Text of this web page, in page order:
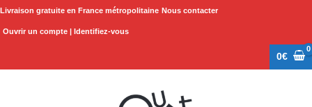
Aller
Livraison gratuite en France métropolitaine Nous contacter
Ouvrir un compte | Identifiez-vous
0€